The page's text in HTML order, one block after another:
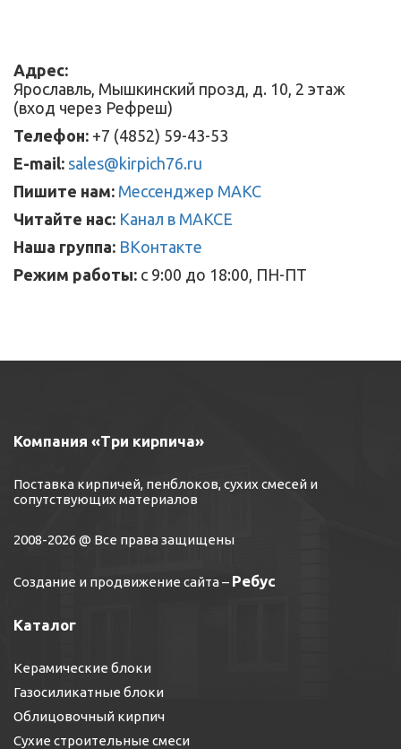
Адрес:
Ярославль, Мышкинский прозд, д. 10, 2 этаж
(вход через Рефреш)
Телефон: +7 (4852) 59-43-53
E-mail: sales@kirpich76.ru
Пишите нам: Мессенджер МАКС
Читайте нас: Канал в МАКСЕ
Наша группа: ВКонтакте
Режим работы: с 9:00 до 18:00, ПН-ПТ
Компания «Три кирпича»
Поставка кирпичей, пенблоков, сухих смесей и
сопутствующих материалов
2008-2026 @ Все права защищены
Создание и продвижение сайта– Ребус
Каталог
Керамические блоки
Газосиликатные блоки
Облицовочный кирпич
Сухие строительные смеси